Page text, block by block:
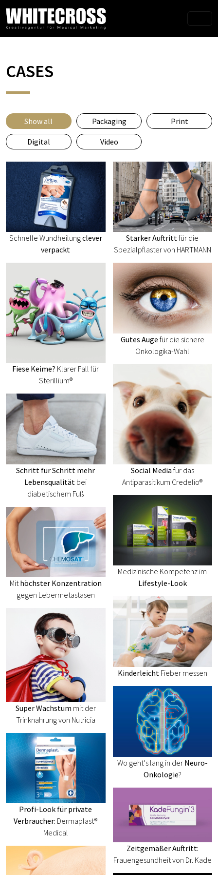
CASES
Show all Packaging Print
Digital Video
Schnelle Wundheilungclever
verpackt
Starker Auftrittfür die
Spezialpflaster von HARTMANN
Fiese Keime? Klarer Fall für
Sterillium®
Gutes Auge für die sichere
Onkologika-Wahl
Social Media für das
Antiparasitikum Credelio®
Schritt für Schritt mehr
Lebensqualität bei
diabetischem Fuß
Medizinische Kompetenz im
Lifestyle-Look
Mithöchster Konzentration
gegen Lebermetastasen
Kinderleicht Fieber messen
Super Wachstum mit der
Trinknahrung von Nutricia
Wo geht‘s lang in der Neuro-
Onkologie?
Profi-Look für private
Verbraucher: Dermaplast®
Medical
Zeitgemäßer Auftritt:
Frauengesundheit von Dr. Kade